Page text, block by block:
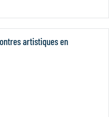
artistiques en